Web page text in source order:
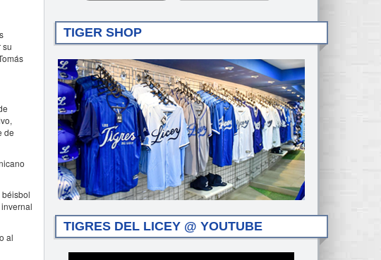
su
de
al
TIGER SHOP
TIGRES DEL LICEY @ YOUTUBE